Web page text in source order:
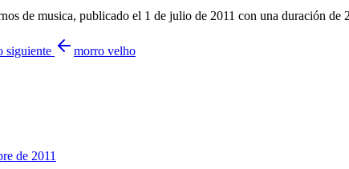
de musica, publicado el 1 de julio de 2011 con una duración de
siguiente morro velho
de 2011